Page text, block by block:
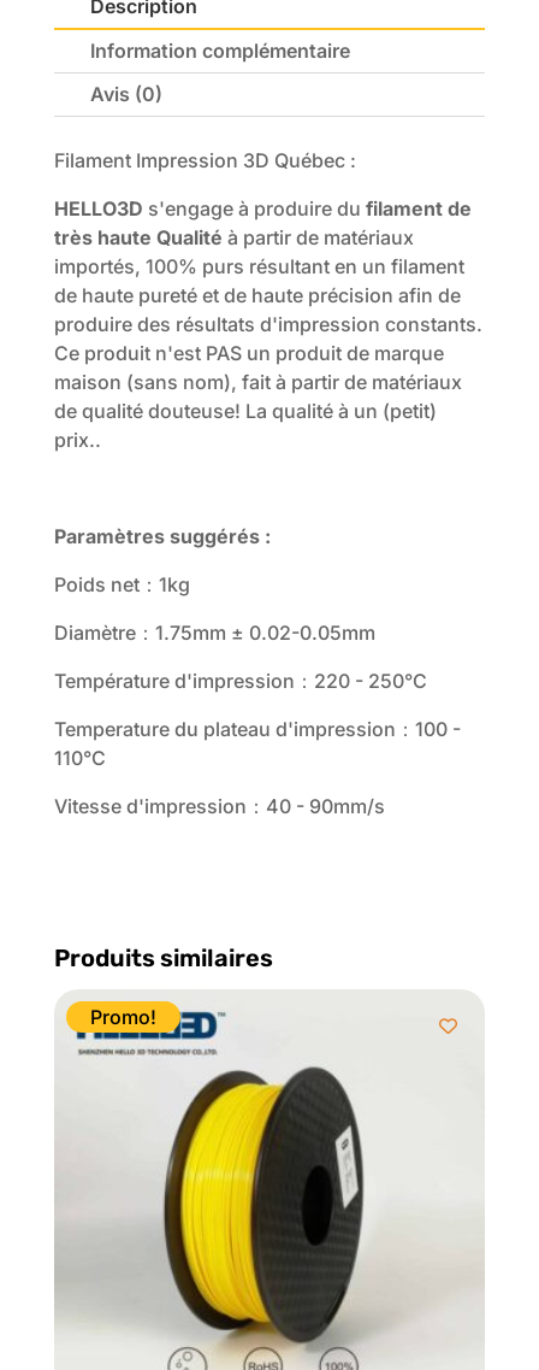
Description
Information complémentaire
Avis (0)
Filament Impression 3D Québec :
HELLO3D s'engage à produire du filament de
très haute Qualité à partir de matériaux
importés, 100% purs résultant en un filament
de haute pureté et de haute précision afin de
produire des résultats d'impression constants.
Ce produit n'est PAS un produit de marque
maison (sans nom), fait à partir de matériaux
de qualité douteuse! La qualité à un (petit)
prix..
Paramètres suggérés :
Poids net：1kg
Diamètre：1.75mm ± 0.02-0.05mm
Température d'impression：220 - 250°C
Temperature du plateau d'impression：100 -
110°C
Vitesse d'impression：40 - 90mm/s
Produits similaires
Promo!